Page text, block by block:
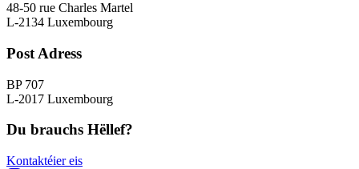
48-50 rue Charles Martel
L-2134 Luxembourg
Post Adress
BP 707
L-2017 Luxembourg
Du brauchs Hëllef?
Kontaktéier eis